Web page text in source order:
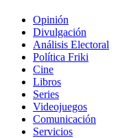
Opinión
Divulgación
Análisis Electoral
Política Friki
Cine
Libros
Series
Videojuegos
Comunicación
Servicios